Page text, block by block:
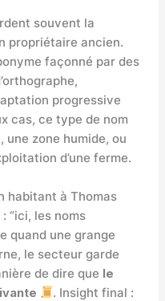
souvent la
propriétaire ancien.
façonné par des
progressive
cas, ce type de nom
une zone humide, ou
d’une ferme.
habitant à Thomas
“ici, les noms
quand une grange
le secteur garde
de dire que le
. Insight final :